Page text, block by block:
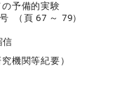
予備的実験
（頁 67 ～ 79）
信
機関等紀要）